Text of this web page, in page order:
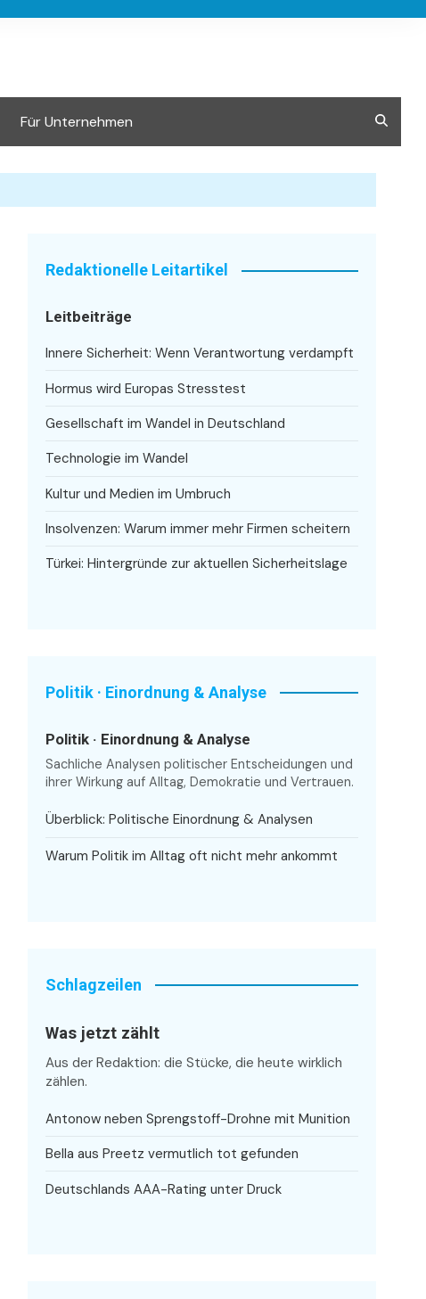
Für Unternehmen
Redaktionelle Leitartikel
Leitbeiträge
Innere Sicherheit: Wenn Verantwortung verdampft
Hormus wird Europas Stresstest
Gesellschaft im Wandel in Deutschland
Technologie im Wandel
Kultur und Medien im Umbruch
Insolvenzen: Warum immer mehr Firmen scheitern
Türkei: Hintergründe zur aktuellen Sicherheitslage
Politik · Einordnung & Analyse
Politik · Einordnung & Analyse
Sachliche Analysen politischer Entscheidungen und
ihrer Wirkung auf Alltag, Demokratie und Vertrauen.
Überblick: Politische Einordnung & Analysen
Warum Politik im Alltag oft nicht mehr ankommt
Schlagzeilen
Was jetzt zählt
Aus der Redaktion: die Stücke, die heute wirklich
zählen.
Antonow neben Sprengstoff-Drohne mit Munition
Bella aus Preetz vermutlich tot gefunden
Deutschlands AAA-Rating unter Druck